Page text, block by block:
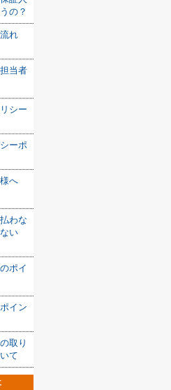
の？
れ
当者
シー
ーポ
へ
わな
い
ポイ
イン
取り
て